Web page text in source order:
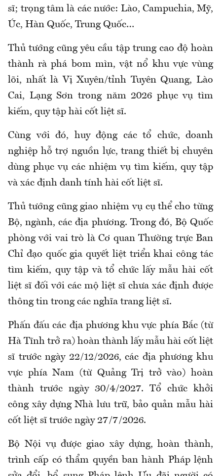
sĩ; trọng tâm là các nước: Lào, Campuchia, Mỹ,
Úc, Hàn Quốc, Trung Quốc…
Thủ tướng cũng yêu cầu tập trung cao độ hoàn
thành rà phá bom mìn, vật nổ khu vực vùng
lõi, nhất là Vị Xuyên/tỉnh Tuyên Quang, Lào
Cai, Lạng Sơn trong năm 2026 phục vụ tìm
kiếm, quy tập hài cốt liệt sĩ.
Cùng với đó, huy động các tổ chức, doanh
nghiệp hỗ trợ nguồn lực, trang thiết bị chuyên
dùng phục vụ các nhiệm vụ tìm kiếm, quy tập
và xác định danh tính hài cốt liệt sĩ.
Thủ tướng cũng giao nhiệm vụ cụ thể cho từng
Bộ, ngành, các địa phương. Trong đó, Bộ Quốc
phòng với vai trò là Cơ quan Thường trực Ban
Chỉ đạo quốc gia quyết liệt triển khai công tác
tìm kiếm, quy tập và tổ chức lấy mẫu hài cốt
liệt sĩ đối với các mộ liệt sĩ chưa xác định được
thông tin trong các nghĩa trang liệt sĩ.
Phấn đấu các địa phương khu vực phía Bắc (từ
Hà Tĩnh trở ra) hoàn thành lấy mẫu hài cốt liệt
sĩ trước ngày 22/12/2026, các địa phương khu
vực phía Nam (từ Quảng Trị trở vào) hoàn
thành trước ngày 30/4/2027. Tổ chức khởi
công xây dựng Nhà lưu trữ, bảo quản mẫu hài
cốt liệt sĩ trước ngày 27/7/2026.
Bộ Nội vụ được giao xây dựng, hoàn thành,
trình cấp có thẩm quyền ban hành Pháp lệnh